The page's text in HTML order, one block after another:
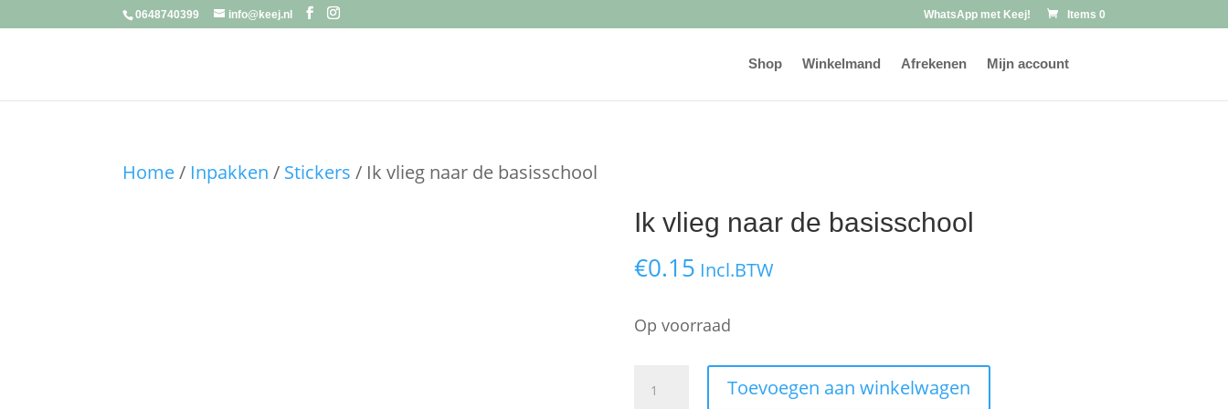
0648740399 info@keej.nl WhatsApp met Keej! Items 0
Shop Winkelmand Afrekenen Mijn account
Home/ Inpakken / Stickers / Ik vlieg naar de basisschool
Ik vlieg naar de basisschool
€0.15 Incl.BTW
Op voorraad
Toevoegen aan winkelwagen